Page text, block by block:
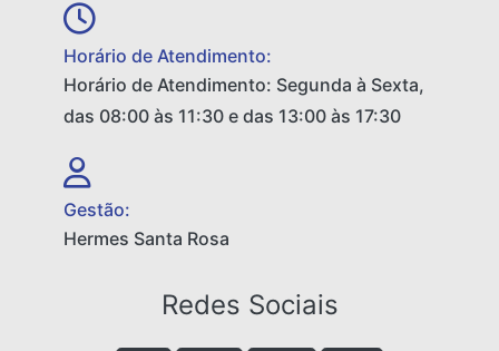
Horário de Atendimento:
Horário de Atendimento: Segunda à Sexta,
das 08:00 às 11:30 e das 13:00 às 17:30
Gestão:
Hermes Santa Rosa
Redes Sociais